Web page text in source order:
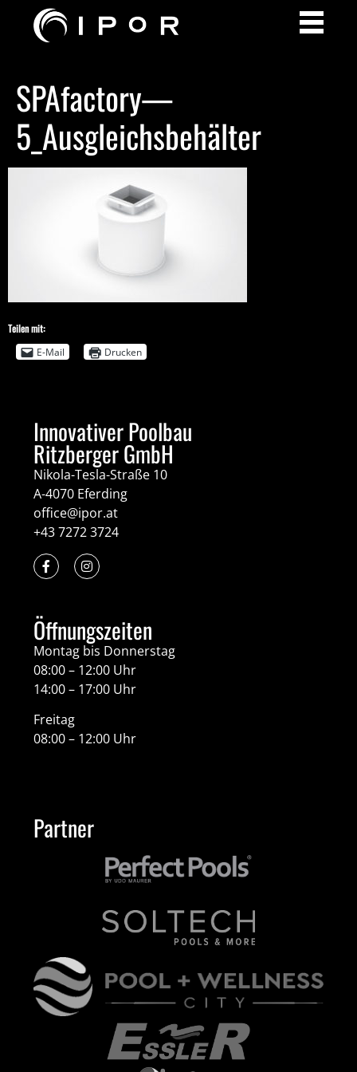
SPAfactory—
5_Ausgleichsbehälter
Teilen mit:
E-Mail
Drucken
Innovativer Poolbau
Ritzberger GmbH
Nikola-Tesla-Straße 10
A-4070 Eferding
office@ipor.at
+43 7272 3724
Öffnungszeiten
Montag bis Donnerstag
08:00 – 12:00 Uhr
14:00 – 17:00 Uhr
Freitag
08:00 – 12:00 Uhr
Partner